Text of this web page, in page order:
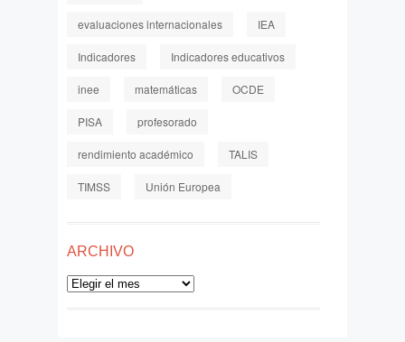
evaluaciones internacionales IEA
Indicadores Indicadores educativos
inee matemáticas OCDE
PISA profesorado
rendimiento académico TALIS
TIMSS Unión Europea
ARCHIVO
Archivo